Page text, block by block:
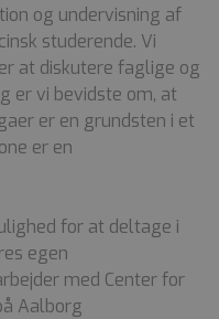
og undervisning af
studerende. Vi
at diskutere faglige og
er vi bevidste om, at
er en grundsten i et
er en
for at deltage i
egen
med Center for
Aalborg